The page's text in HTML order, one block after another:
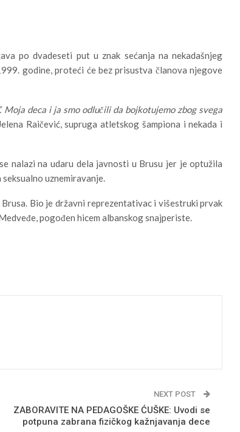
po dvadeseti put u znak sećanja na nekadašnjeg
godine, proteći će bez prisustva članova njegove
deca i ja smo odlučili da bojkotujemo zbog svega
Raičević, supruga atletskog šampiona i nekada i
nalazi na udaru dela javnosti u Brusu jer je optužila
uznemiravanje.
Bio je državni reprezentativac i višestruki prvak
pogođen hicem albanskog snajperiste.
NEXT POST
ZABORAVITE NA PEDAGOŠKE ĆUŠKE: Uvodi se
potpuna zabrana fizičkog kažnjavanja dece